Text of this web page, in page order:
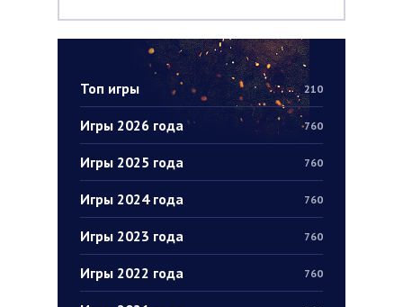
Топ игры 210
Игры 2026 года 760
Игры 2025 года 760
Игры 2024 года 760
Игры 2023 года 760
Игры 2022 года 760